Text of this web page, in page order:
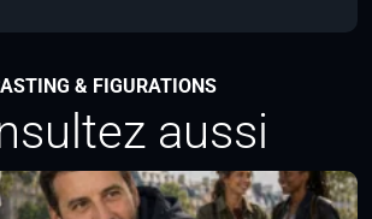
& FIGURATIONS
aussi